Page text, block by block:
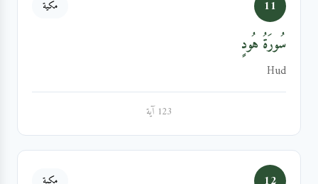
11 مكية
سُورَةُ هُودٍ
Hud
123 آية